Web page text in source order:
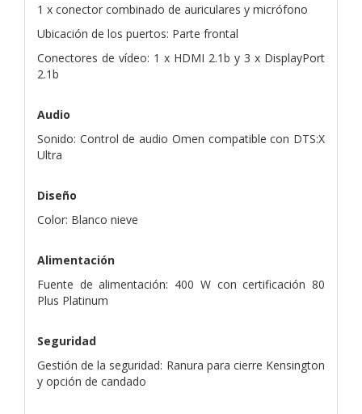
1 x conector combinado de auriculares y micrófono
Ubicación de los puertos: Parte frontal
Conectores de vídeo: 1 x HDMI 2.1b y 3 x DisplayPort
2.1b
Audio
Sonido: Control de audio Omen compatible con DTS:X
Ultra
Diseño
Color: Blanco nieve
Alimentación
Fuente de alimentación: 400 W con certificación 80
Plus Platinum
Seguridad
Gestión de la seguridad: Ranura para cierre Kensington
y opción de candado